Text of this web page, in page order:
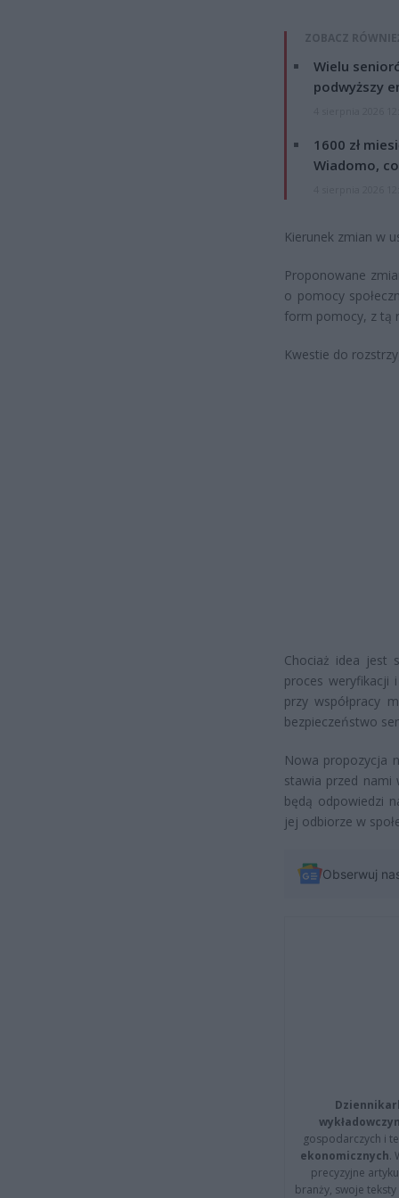
ZOBACZ
Wielu
podwyższy
1600 zł
Wiadomo,
Kierunek zmian w
Proponowane
o pomocy
form pomocy, z tą
Kwestie do
Chociaż idea jest
proces weryfikacji
przy współpracy
bezpieczeństwo
Nowa propozycja
stawia przed nami
będą odpowiedzi
jej odbiorze w
Obserwuj
gospodarczych i
ekonomicznych.
precyzyjne
branży, swoje